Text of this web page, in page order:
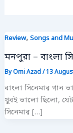
Review, Songs and
মনপুরা – বাংলা
ByOmi Azad/13
বাংলা সিনেমার
খুবই ভালো ছিলো,
সিনেমার […]